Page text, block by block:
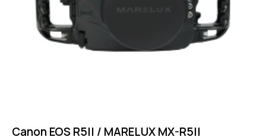
Canon EOS R5II / MARELUX MX-R5II